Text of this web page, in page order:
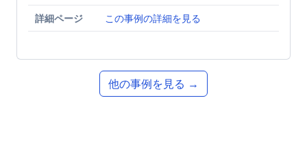
詳細ページ
この事例の詳細を見る
他の事例を見る →